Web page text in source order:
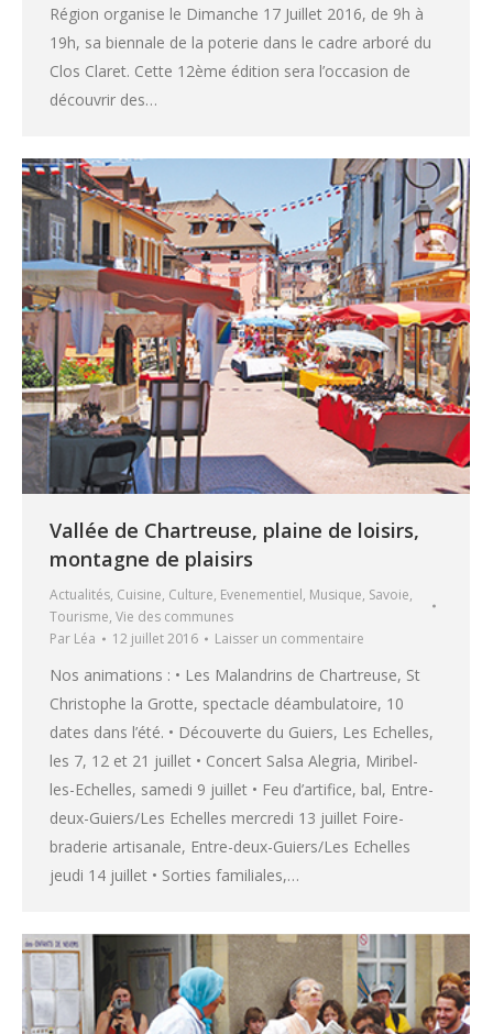
Région organise le Dimanche 17 Juillet 2016, de 9h à
19h, sa biennale de la poterie dans le cadre arboré du
Clos Claret. Cette 12ème édition sera l’occasion de
découvrir des…
Vallée de Chartreuse, plaine de loisirs,
montagne de plaisirs
Actualités, Cuisine, Culture, Evenementiel, Musique, Savoie,
Tourisme, Vie des communes
Par Léa 12 juillet 2016 Laisser un commentaire
Nos animations : • Les Malandrins de Chartreuse, St
Christophe la Grotte, spectacle déambulatoire, 10
dates dans l’été. • Découverte du Guiers, Les Echelles,
les 7, 12 et 21 juillet • Concert Salsa Alegria, Miribel-
les-Echelles, samedi 9 juillet • Feu d’artifice, bal, Entre-
deux-Guiers/Les Echelles mercredi 13 juillet Foire-
braderie artisanale, Entre-deux-Guiers/Les Echelles
jeudi 14 juillet • Sorties familiales,…